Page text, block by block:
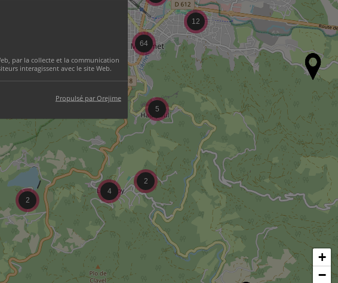
par la collecte et la communication
interagissent avec le site Web.
Propulsé par Orejime
2
4
2
5
12
64
+
−